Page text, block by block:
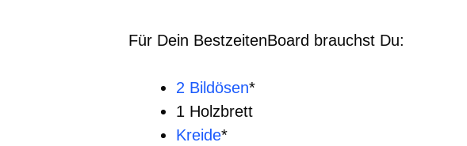
Für Dein BestzeitenBoard brauchst Du:
2 Bildösen*
1 Holzbrett
Kreide*